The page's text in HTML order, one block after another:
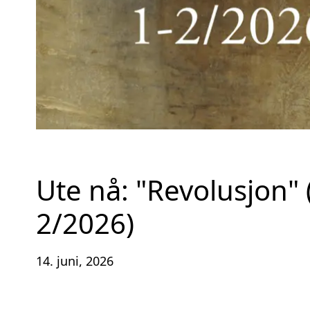
Ute nå: "Revolusjon"
2/2026)
14. juni, 2026